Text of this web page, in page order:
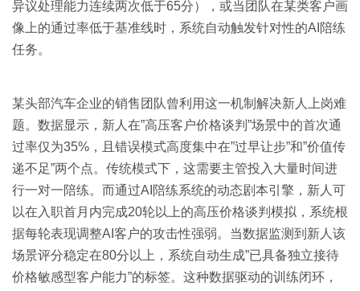
异议处理能力连续两次低于65分），或当团队在某类客户画
像上的通过率低于基准线时，系统自动触发针对性的AI陪练
任务。
某头部汽车企业的销售团队曾利用这一机制解决新人上岗难
题。数据显示，新人在”高压客户价格谈判”场景中的首次通
过率仅为35%，且错误模式高度集中在”过早让步”和”价值传
递不足”两个点。传统模式下，这需要主管投入大量时间进
行一对一陪练。而通过AI陪练系统的动态剧本引擎，新人可
以在入职首月内完成20轮以上的高压价格谈判模拟，系统根
据每轮表现调整AI客户的攻击性强弱。当数据监测到新人该
场景评分稳定在80分以上，系统自动生成”已具备独立接待
价格敏感型客户能力”的标签。这种数据驱动的训练闭环，